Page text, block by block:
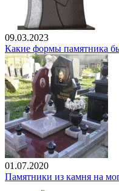
09.03.2023
Какие формы памятника
01.07.2020
Памятники из камня на